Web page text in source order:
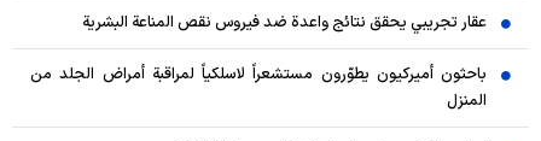
عقار تجريبي يحقق نتائج واعدة ضد فيروس نقص المناعة البشرية
باحثون أميركيون يطوّرون مستشعراً لاسلكياً لمراقبة أمراض الجلد من
المنزل